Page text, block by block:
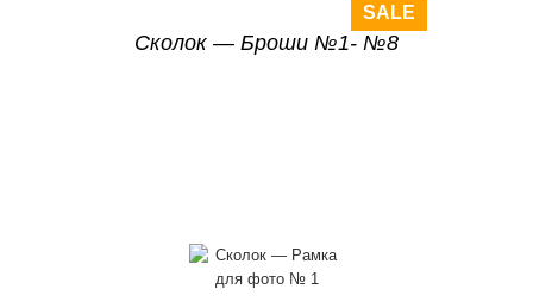
SALE
Сколок — Броши №1- №8